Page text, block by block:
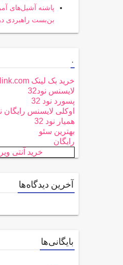
پاشنه آشیل‌های
بن‌بست راهبردی در
.
خرید بک لینک behtarinbacklink.com
لایسنس نود32
پسورد نود 32
اوکلی لایسنس رایگان
همیار نود 32
بهترین سئو
رایگان
خرید آنتی
آخرین دیدگاه‌ها
بایگانی‌ها